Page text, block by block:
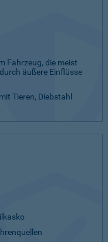
Fahrzeug, die meist
äußere Einflüsse
Tieren, Diebstahl